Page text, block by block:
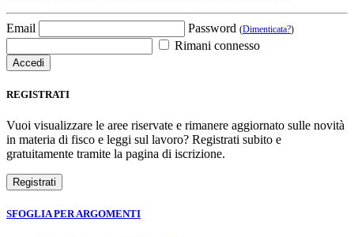
Email Password (Dimenticata?)
Rimani connesso
REGISTRATI
Vuoi visualizzare le aree riservate e rimanere aggiornato sulle novità
in materia di fisco e leggi sul lavoro? Registrati subito e
gratuitamente tramite la pagina di iscrizione.
SFOGLIA PER ARGOMENTI